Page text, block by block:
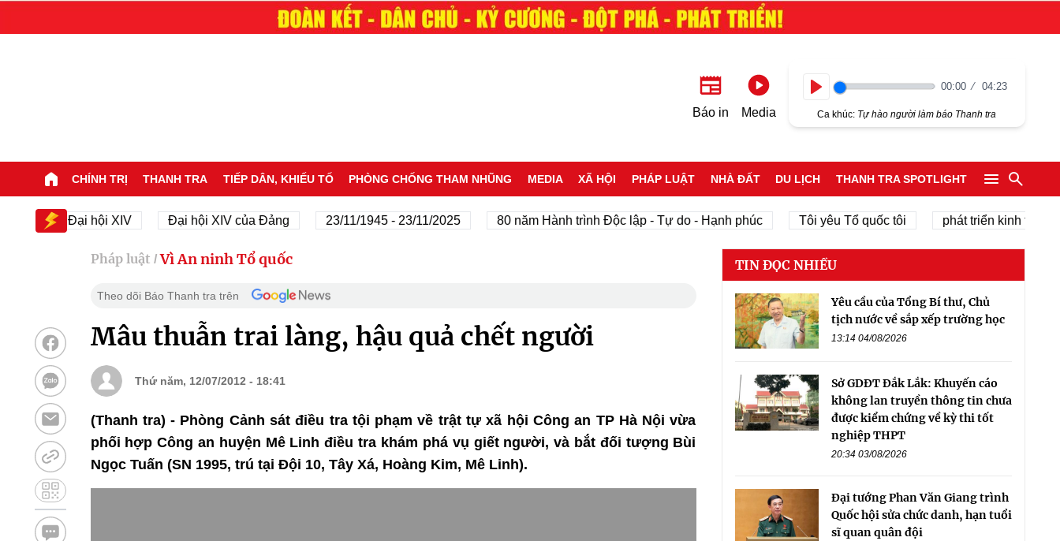
Báo in Media
00:00 04:23
Ca khúc: Tự hào người làm báo Thanh tra
CHÍNH TRỊ THANH TRA TIẾP DÂN, KHIẾU TỐ PHÒNG CHỐNG THAM NHŨNG MEDIA XÃ HỘI PHÁP LUẬT NHÀ ĐẤT DU LỊCH THANH TRA SPOTLIGHT
Đại hội XIV Đại hội XIV của Đảng 23/11/1945 - 23/11/2025 80 năm Hành trình Độc lập - Tự do - Hạnh phúc Tôi yêu Tổ quốc tôi phát triển kinh tế tư nhân
Pháp luật / Vì An ninh Tổ quốc
Theo dõi Báo Thanh tra trên
Mâu thuẫn trai làng, hậu quả chết người
Thứ năm, 12/07/2012 - 18:41
(Thanh tra) - Phòng Cảnh sát điều tra tội phạm về trật tự xã hội Công an TP Hà Nội vừa
phối hợp Công an huyện Mê Linh điều tra khám phá vụ giết người, và bắt đối tượng Bùi
Ngọc Tuấn (SN 1995, trú tại Đội 10, Tây Xá, Hoàng Kim, Mê Linh).
TIN ĐỌC NHIỀU
Yêu cầu của Tổng Bí thư, Chủ
tịch nước về sắp xếp trường học
13:14 04/08/2026
Sở GDĐT Đắk Lắk: Khuyến cáo
không lan truyền thông tin chưa
được kiểm chứng về kỳ thi tốt
nghiệp THPT
20:34 03/08/2026
Đại tướng Phan Văn Giang trình
Quốc hội sửa chức danh, hạn tuổi
sĩ quan quân đội